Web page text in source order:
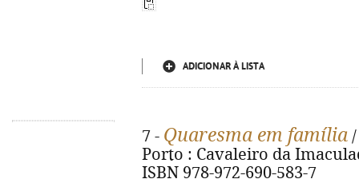
ADICIONAR À LISTA
7 - Quaresma em família
Porto : Cavaleiro da
ISBN 978-972-690-583-7